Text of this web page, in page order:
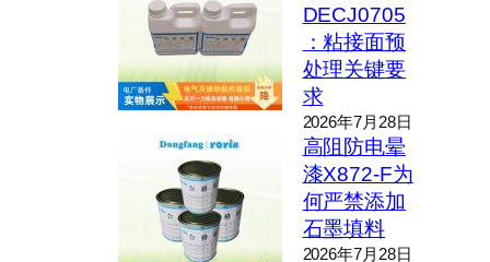
DECJ0705
：粘接面预
处理关键要
求
2026年7月28日
高阻防电晕
漆X872-F为
何严禁添加
石墨填料
2026年7月28日